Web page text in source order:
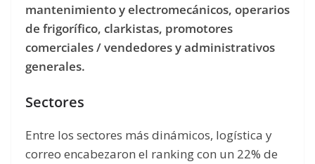
mantenimiento y electromecánicos, operarios
de frigorífico, clarkistas, promotores
comerciales / vendedores y administrativos
generales.
Sectores
Entre los sectores más dinámicos, logística y
correo encabezaron el ranking con un 22% de